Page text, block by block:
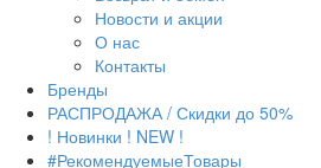
Новости и акции
О нас
Контакты
Бренды
РАСПРОДАЖА / Скидки до 50%
! Новинки ! NEW !
#РекомендуемыеТовары